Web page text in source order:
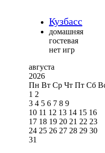
Кузбасс
домашняя
гостевая
нет игр
августа
2026
Пн Вт Ср Чт Пт Сб
1 2
3 4 5 6 7 8 9
10 11 12 13 14 15 16
17 18 19 20 21 22 23
24 25 26 27 28 29 30
31